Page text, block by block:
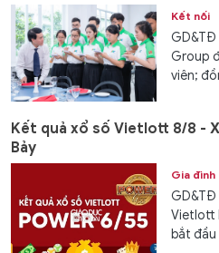
Kết nối
GD&TĐ
Group
viên;
Kết quả xổ số Vietlott 8/8 -
Bảy
Gia đình
GD&TĐ
Vietlott
bắt đầu